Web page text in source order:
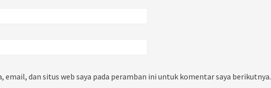
email, dan situs web saya pada peramban ini untuk komentar saya berikutnya.